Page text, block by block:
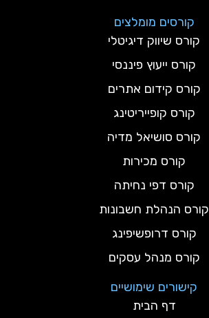
קורסים מומלצים
קורס שיווק דיגיטלי
קורס ייעוץ פיננסי
קורס קידום אתרים
קורס קופייריטינג
קורס סושיאל מדיה
קורס מכירות
קורס דפי נחיתה
קורס הנהלת חשבונות
קורס דרופשיפינג
קורס מנהל עסקים
קישורים שימושיים
דף הבית